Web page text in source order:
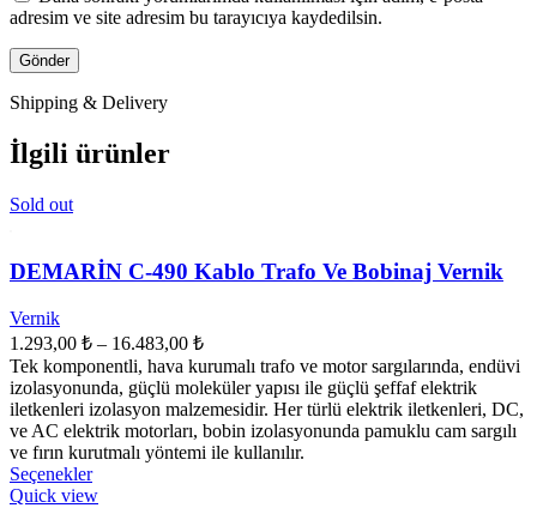
adresim ve site adresim bu tarayıcıya kaydedilsin.
Shipping & Delivery
İlgili ürünler
Sold out
DEMARİN C-490 Kablo Trafo Ve Bobinaj Vernik
Vernik
1.293,00 ₺ – 16.483,00 ₺Fiyat
aralığı:
1.293,00 ₺
-
16.483,00 ₺
Tek komponentli, hava kurumalı trafo ve motor sargılarında, endüvi
izolasyonunda, güçlü moleküler yapısı ile güçlü şeffaf elektrik
iletkenleri izolasyon malzemesidir. Her türlü elektrik iletkenleri, DC,
ve AC elektrik motorları, bobin izolasyonunda pamuklu cam sargılı
ve fırın kurutmalı yöntemi ile kullanılır.
SeçeneklerBu
ürünün
Quick view